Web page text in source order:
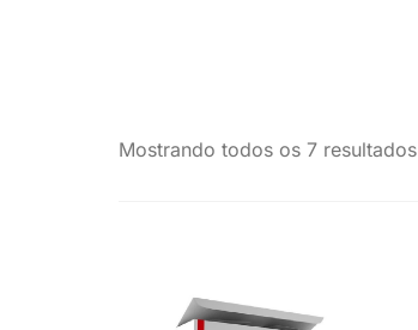
Mostrando todos os 7 resultados